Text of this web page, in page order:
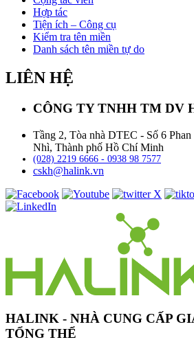
Hợp tác
Tiện ích – Công cụ
Kiểm tra tên miền
Danh sách tên miền tự do
LIÊN HỆ
CÔNG TY TNHH TM DV
Tầng 2, Tòa nhà DTEC - Số 6
Nhì, Thành phố Hồ Chí Minh
(028) 2219 6666 - 0938 98 7577
cskh@halink.vn
HALINK - NHÀ CUNG CẤP
TỔNG THỂ